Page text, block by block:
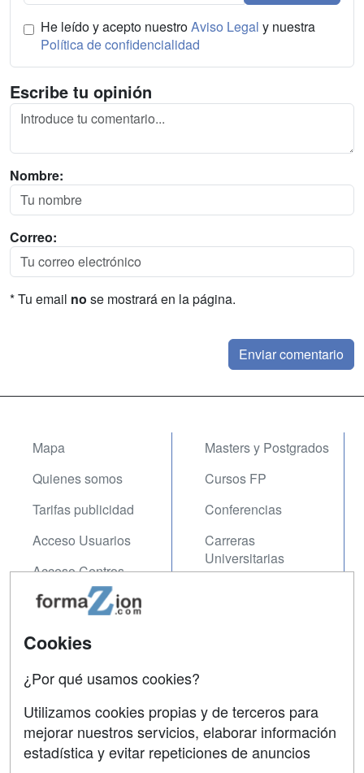
He leído y acepto nuestroAviso Legal y nuestra
Política de confidencialidad
Escribe tu opinión
Nombre:
Correo:
* Tu email no se mostrará en la página.
Mapa
Quienes somos
Tarifas publicidad
Acceso Usuarios
Acceso Centros
Masters y Postgrados
Cursos FP
Conferencias
Carreras
Universitarias
Contactar
Copyleft
Cookies
¿Por qué usamos cookies?
Utilizamos cookies propias y de terceros para
mejorar nuestros servicios, elaborar información
estadística y evitar repeticiones de anuncios